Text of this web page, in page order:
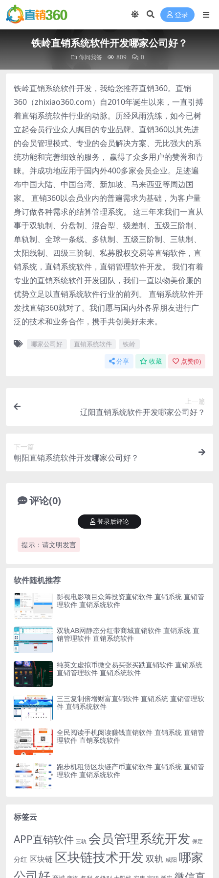
登录
铁岭直销系统软件开发哪家公司好？
你问我答 809 0
铁岭直销系统软件开发，我给您推荐直销360。直销
360（zhixiao360.com）自2010年诞生以来，一直引搏
着直销系统软件行业的动脉。历经风雨洗练，如今已树
立起会员行业众人瞩目的专业品牌。直销360以其先进
的会员管理模式、专业的会员解决方案、无比强大的系
统功能和完善细致的服务， 赢得了众多用户的赞誉和青
睐。并成功地应用于国内外400多家会员企业。足迹遍
布中国大陆、中国台湾、新加坡、马来西亚等周边国
家。 直销360以会员业内的普遍需求为基础，为客户量
身订做各种需求的结算管理系统。 这三年来我们一直从
事于双轨制、分盘制、混合型、级差制、五级三阶制、
单轨制、全球一条线、多轨制、五级三阶制、三轨制、
太阳线制、四级三阶制、私募股权交易等直销软件，直
销系统，直销系统软件，直销管理软件开发。 我们有着
专业的直销系统软件开发团队，我们一直以物美价廉的
优势立足以直销系统软件行业的前列。 直销系统软件开
发找直销360就对了。我们愿与国内外各界朋友进行广
泛的技术和业务合作，携手共创美好未来。
哪家公司好 直销系统软件 铁岭
分享 收藏 点赞(0)
上一篇
辽阳直销系统软件开发哪家公司好？
下一篇
朝阳直销系统软件开发哪家公司好？
评论(0)
提示：请文明发言
登录后评论
软件随机推荐
影视电影项目众筹投资直销软件 直销系统 直销管
理软件 直销系统软件
双轨AB网静态分红带商城直销软件 直销系统 直
销管理软件 直销系统软件
纯英文虚拟币微交易买张买跌直销软件 直销系统
直销管理软件 直销系统软件
三三复制倍增财富直销软件 直销系统 直销管理软
件 直销系统软件
全民阅读手机阅读赚钱直销软件 直销系统 直销管
理软件 直销系统软件
跑步机租赁区块链产币直销软件 直销系统 直销管
理软件 直销系统软件
标签云
APP直销软件 三轨 会员管理系统开发 保定
分红 区块链 区块链技术开发 双轨 咸阳 哪家